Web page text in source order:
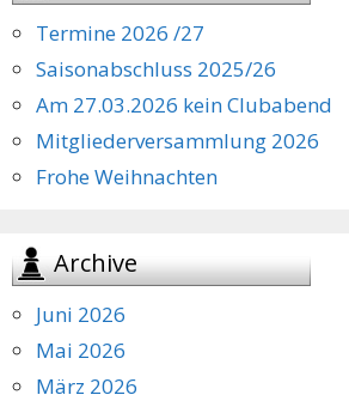
Termine 2026 /27
Saisonabschluss 2025/26
Am 27.03.2026 kein Clubabend
Mitgliederversammlung 2026
Frohe Weihnachten
Archive
Juni 2026
Mai 2026
März 2026